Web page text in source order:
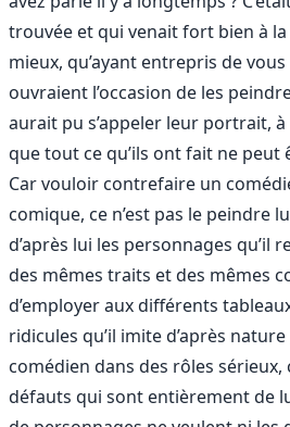
trouvée et qui venait fort bien à la
mieux, qu’ayant entrepris de
ouvraient l’occasion de les
aurait pu s’appeler leur portrait,
que tout ce qu’ils ont fait ne peut
Car vouloir contrefaire un
comique, ce n’est pas le peindre
d’après lui les personnages qu’il
des mêmes traits et des mêmes
d’employer aux différents
ridicules qu’il imite d’après
comédien dans des rôles sérieux,
défauts qui sont entièrement de